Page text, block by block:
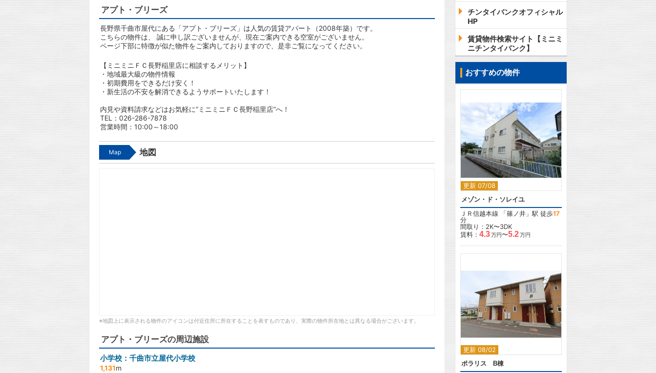
アプト・ブリーズ
長野県千曲市屋代にある「アプト・ブリーズ」は人気の賃貸アパート（2008年築）です。
こちらの物件は、 誠に申し訳ございませんが、現在ご案内できる空室がございません。
ページ下部に特徴が似た物件をご案内しておりますので、是非ご覧になってください。
【ミニミニＦＣ長野稲里店に相談するメリット】
・地域最大級の物件情報
・初期費用をできるだけ安く！
・新生活の不安を解消できるようサポートいたします！
内見や資料請求などはお気軽に”ミニミニＦＣ長野稲里店”へ！
TEL：026-286-7878
営業時間：10:00～18:00
Map 地図
※地図上に表示される物件のアイコンは付近住所に所在することを表すものであり、実際の物件所在地とは異なる場合がございます。
アプト・ブリーズの周辺施設
小学校：千曲市立屋代小学校
1,131m
チンタイバンクオフィシャル
HP
賃貸物件検索サイト【ミニミ
ニチンタイバンク】
おすすめの物件
更新 07/08
2
メゾン・ド・ソレイユ
ＪＲ信越本線 「篠ノ井 」駅 徒歩17
分
間取り：2K〜3DK
賃料： 4.3万円〜5.2万円
更新 08/02
2
ポラリス B棟